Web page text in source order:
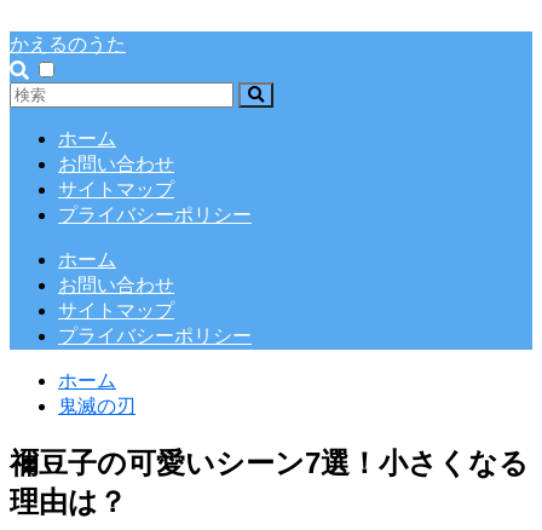
かえるのうた
ホーム
お問い合わせ
サイトマップ
プライバシーポリシー
ホーム
お問い合わせ
サイトマップ
プライバシーポリシー
ホーム
鬼滅の刃
禰豆子の可愛いシーン7選！小さくなる
理由は？